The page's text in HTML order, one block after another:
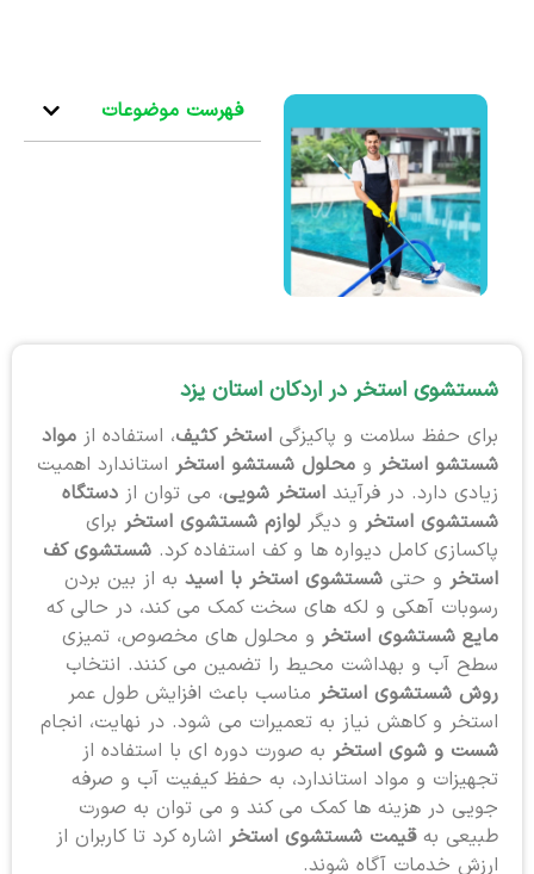
فهرست موضوعات
شستشوی استخر در اردکان استان یزد
برای حفظ سلامت و پاکیزگی استخر کثیف، استفاده از مواد
شستشو استخرو محلول شستشو استخراستاندارد اهمیت
زیادی دارد. در فرآیند استخر شویی، می توان از دستگاه
شستشوی استخرو دیگر لوازم شستشوی استخربرای
پاکسازی کامل دیواره ها و کف استفاده کرد. شستشوی کف
استخرو حتی شستشوی استخر با اسیدبه از بین بردن
رسوبات آهکی و لکه های سخت کمک می کند، در حالی که
مایع شستشوی استخرو محلول های مخصوص، تمیزی
سطح آب و بهداشت محیط را تضمین می کنند. انتخاب
روش شستشوی استخرمناسب باعث افزایش طول عمر
استخر و کاهش نیاز به تعمیرات می شود. در نهایت، انجام
شست و شوی استخربه صورت دوره ای با استفاده از
تجهیزات و مواد استاندارد، به حفظ کیفیت آب و صرفه
جویی در هزینه ها کمک می کند و می توان به صورت
طبیعی به قیمت شستشوی استخراشاره کرد تا کاربران از
ارزش خدمات آگاه شوند.